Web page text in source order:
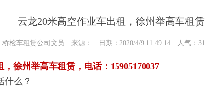
云龙20米高空作业车出租，徐州举高车租赁
桥检车租赁公司文员 来源： 日期：2020/4/9 11:49:14 人气： 31
徐州举高车租赁，电话：15905170037
么？